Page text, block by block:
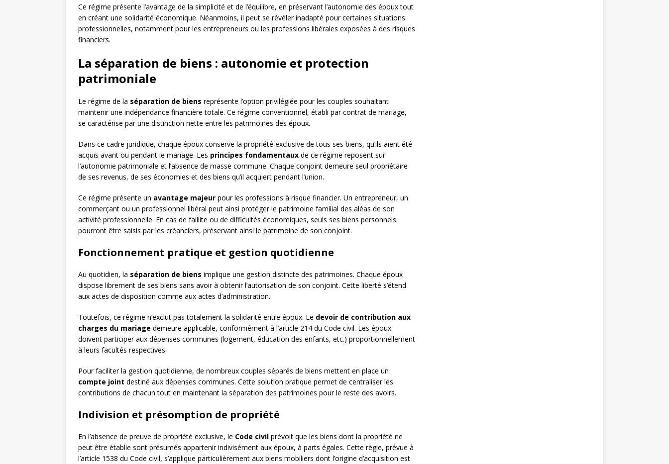
Ce régime présente l’avantage de la simplicité et de l’équilibre, en préservant l’autonomie des époux tout
en créant une solidarité économique. Néanmoins, il peut se révéler inadapté pour certaines situations
professionnelles, notamment pour les entrepreneurs ou les professions libérales exposées à des risques
financiers.
La séparation de biens : autonomie et protection
patrimoniale
Le régime de la séparation de biens représente l’option privilégiée pour les couples souhaitant
maintenir une indépendance financière totale. Ce régime conventionnel, établi par contrat de mariage,
se caractérise par une distinction nette entre les patrimoines des époux.
Dans ce cadre juridique, chaque époux conserve la propriété exclusive de tous ses biens, qu’ils aient été
acquis avant ou pendant le mariage. Les principes fondamentaux de ce régime reposent sur
l’autonomie patrimoniale et l’absence de masse commune. Chaque conjoint demeure seul propriétaire
de ses revenus, de ses économies et des biens qu’il acquiert pendant l’union.
Ce régime présente un avantage majeur pour les professions à risque financier. Un entrepreneur, un
commerçant ou un professionnel libéral peut ainsi protéger le patrimoine familial des aléas de son
activité professionnelle. En cas de faillite ou de difficultés économiques, seuls ses biens personnels
pourront être saisis par les créanciers, préservant ainsi le patrimoine de son conjoint.
Fonctionnement pratique et gestion quotidienne
Au quotidien, la séparation de biens implique une gestion distincte des patrimoines. Chaque époux
dispose librement de ses biens sans avoir à obtenir l’autorisation de son conjoint. Cette liberté s’étend
aux actes de disposition comme aux actes d’administration.
Toutefois, ce régime n’exclut pas totalement la solidarité entre époux. Le devoir de contribution aux
charges du mariage demeure applicable, conformément à l’article 214 du Code civil. Les époux
doivent participer aux dépenses communes (logement, éducation des enfants, etc.) proportionnellement
à leurs facultés respectives.
Pour faciliter la gestion quotidienne, de nombreux couples séparés de biens mettent en place un
compte joint destiné aux dépenses communes. Cette solution pratique permet de centraliser les
contributions de chacun tout en maintenant la séparation des patrimoines pour le reste des avoirs.
Indivision et présomption de propriété
En l’absence de preuve de propriété exclusive, le Code civil prévoit que les biens dont la propriété ne
peut être établie sont présumés appartenir indivisément aux époux, à parts égales. Cette règle, prévue à
l’article 1538 du Code civil, s’applique particulièrement aux biens mobiliers dont l’origine d’acquisition est